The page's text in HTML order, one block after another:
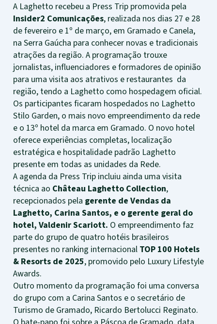
A Laghetto recebeu a Press Trip promovida pela
Insider2 Comunicações, realizada nos dias 27 e 28
de fevereiro e 1º de março, em Gramado e Canela,
na Serra Gaúcha para conhecer novas e tradicionais
atrações da região. A programação trouxe
jornalistas, influenciadores e formadores de opinião
para uma visita aos atrativos e restaurantes da
região, tendo a Laghetto como hospedagem oficial.
Os participantes ficaram hospedados no Laghetto
Stilo Garden, o mais novo empreendimento da rede
e o 13º hotel da marca em Gramado. O novo hotel
oferece experiências completas, localização
estratégica e hospitalidade padrão Laghetto
presente em todas as unidades da Rede.
A agenda da Press Trip incluiu ainda uma visita
técnica ao Château Laghetto Collection,
recepcionados pela gerente de Vendas da
Laghetto, Carina Santos, e o gerente geral do
hotel, Valdenir Scariott. O empreendimento faz
parte do grupo de quatro hotéis brasileiros
presentes no ranking internacional TOP 100 Hotels
& Resorts de 2025, promovido pelo Luxury Lifestyle
Awards.
Outro momento da programação foi uma conversa
do grupo com a Carina Santos e o secretário de
Turismo de Gramado, Ricardo Bertolucci Reginato.